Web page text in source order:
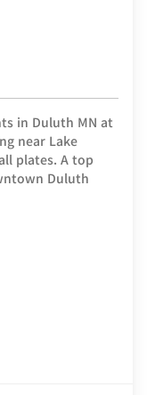
in Duluth MN at
near Lake
plates. A top
Duluth
Window